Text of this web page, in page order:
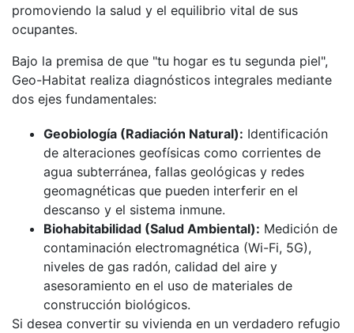
promoviendo la salud y el equilibrio vital de sus
ocupantes.
Bajo la premisa de que "tu hogar es tu segunda piel",
Geo-Habitat realiza diagnósticos integrales mediante
dos ejes fundamentales:
Geobiología (Radiación Natural): Identificación
de alteraciones geofísicas como corrientes de
agua subterránea, fallas geológicas y redes
geomagnéticas que pueden interferir en el
descanso y el sistema inmune.
Biohabitabilidad (Salud Ambiental): Medición de
contaminación electromagnética (Wi-Fi, 5G),
niveles de gas radón, calidad del aire y
asesoramiento en el uso de materiales de
construcción biológicos.
Si desea convertir su vivienda en un verdadero refugio